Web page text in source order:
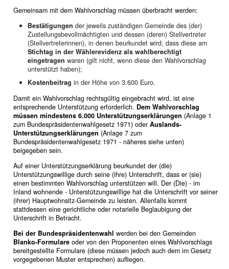
Gemeinsam mit dem Wahlvorschlag müssen überbracht werden:
Bestätigungen der jeweils zuständigen Gemeinde des (der)
Zustellungsbevollmächtigten und dessen (deren) Stellvertreter
(Stellvertreterinnen), in denen beurkundet wird, dass diese am
Stichtag in der Wählerevidenz als wahlberechtigt
eingetragen waren (gilt nicht, wenn diese den Wahlvorschlag
unterstützt haben);
Kostenbeitrag in der Höhe von 3.600 Euro.
Damit ein Wahlvorschlag rechtsgültig eingebracht wird, ist eine
entsprechende Unterstützung erforderlich. Dem Wahlvorschlag
müssen mindestens 6.000 Unterstützungserklärungen (Anlage 1
zum Bundespräsidentenwahlgesetz 1971) oderAuslands-
Unterstützungserklärungen (Anlage 7 zum
Bundespräsidentenwahlgesetz 1971 - näheres siehe unten)
beigegeben sein.
Auf einer Unterstützungserklärung beurkundet der (die)
Unterstützungswillige durch seine (ihre) Unterschrift, dass er (sie)
einen bestimmten Wahlvorschlag unterstützen will. Der (Die) - im
Inland wohnende - Unterstützungswillige hat die Unterschrift vor seiner
(ihrer) Hauptwohnsitz-Gemeinde zu leisten. Allenfalls kommt
stattdessen eine gerichtliche oder notarielle Beglaubigung der
Unterschrift in Betracht.
Bei der Bundespräsidentenwahl werden bei den Gemeinden
Blanko-Formulareoder von den Proponenten eines Wahlvorschlags
bereitgestellte Formulare (diese müssen jedoch auch dem im Gesetz
vorgegebenen Muster entsprechen) aufliegen.